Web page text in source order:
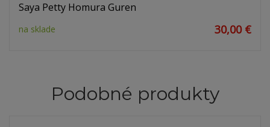
Saya Petty Homura Guren
na sklade 30,00 €
Podobné produkty